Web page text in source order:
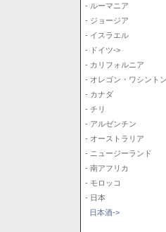
- ルーマニア
- ジョージア
- イスラエル
- ドイツ->
- カリフォルニア
- オレゴン・ワシントン
- カナダ
- チリ
- アルゼンチン
- オーストラリア
- ニュージーランド
- 南アフリカ
- モロッコ
- 日本
日本酒->